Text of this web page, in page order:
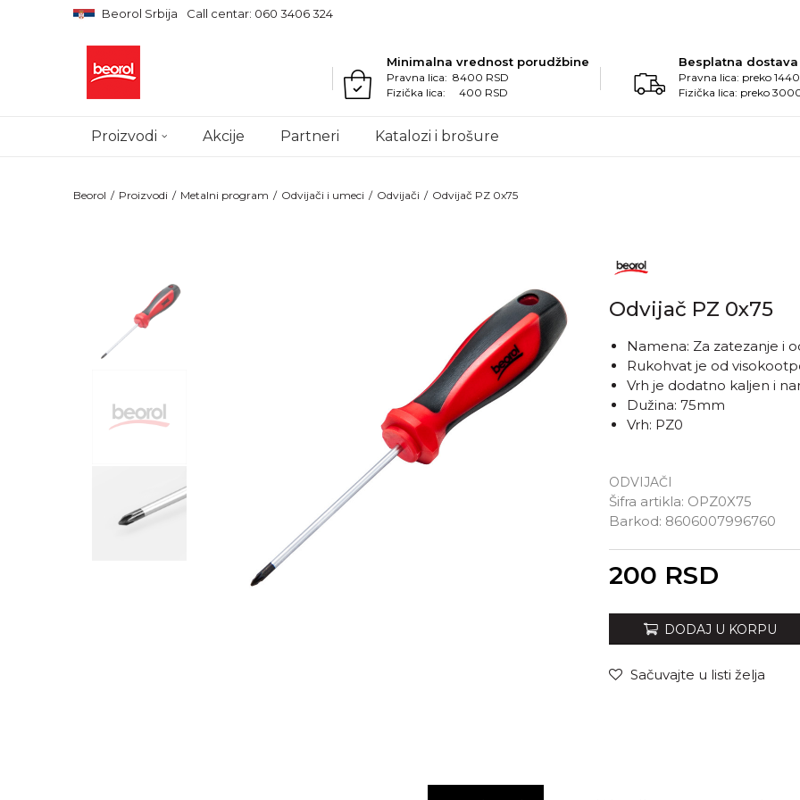
Beorol Srbija Call centar: 060 3406 324
Minimalna vrednost porudžbine
Pravna lica: 8400 RSD
Fizička lica: 400 RSD
Besplatna dostava
Pravna lica: preko
Fizička lica: preko
Proizvodi Akcije Partneri Katalozi i brošure
Beorol Proizvodi Metalni program Odvijači i umeci Odvijači Odvijač PZ 0x75
Odvijač PZ 0x75
ODVIJAČI
Šifra artikla: OPZ0X75
Barkod: 8606007996760
Namena: Za zatezanje i
Rukohvat je od
Vrh je dodatno kaljen i
Dužina: 75mm
Vrh: PZ0
200 RSD
DODAJ U KORPU
Sačuvajte u listi želja